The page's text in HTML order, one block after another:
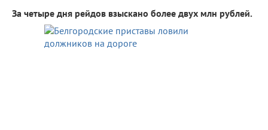
За четыре дня рейдов взыскано более двух млн рублей.